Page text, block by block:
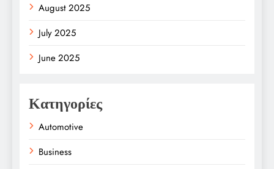
August 2025
July 2025
June 2025
Κατηγορίες
Automotive
Business